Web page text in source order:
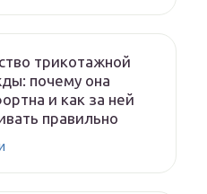
трикотажной
почему она
и как за ней
правильно